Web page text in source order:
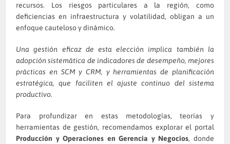
recursos. Los riesgos particulares a la región, como
deficiencias en infraestructura y volatilidad, obligan a un
enfoque cauteloso y dinámico.
Una gestión eficaz de esta elección implica también la
adopción sistemática de indicadores de desempeño, mejores
prácticas en SCM y CRM, y herramientas de planificación
estratégica, que faciliten el ajuste continuo del sistema
productivo.
Para profundizar en estas metodologías, teorías y
herramientas de gestión, recomendamos explorar el portal
Producción y Operaciones en Gerencia y Negocios, donde